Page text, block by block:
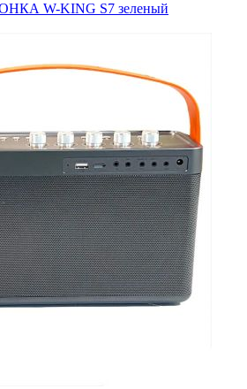
W-KING S7 зеленый